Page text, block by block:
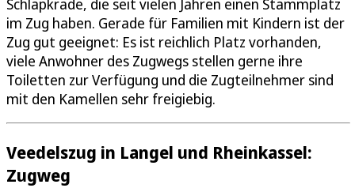
Schlapkrade, die seit vielen Jahren einen Stammplatz
im Zug haben. Gerade für Familien mit Kindern ist der
Zug gut geeignet: Es ist reichlich Platz vorhanden,
viele Anwohner des Zugwegs stellen gerne ihre
Toiletten zur Verfügung und die Zugteilnehmer sind
mit den Kamellen sehr freigiebig.
Veedelszug in Langel und Rheinkassel:
Zugweg